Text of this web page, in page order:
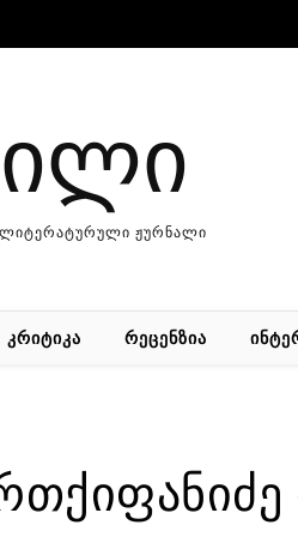
ჟურნალი
ᲙᲠᲘᲢᲘᲙᲐ ᲠᲔᲪᲔᲜᲖᲘᲐ